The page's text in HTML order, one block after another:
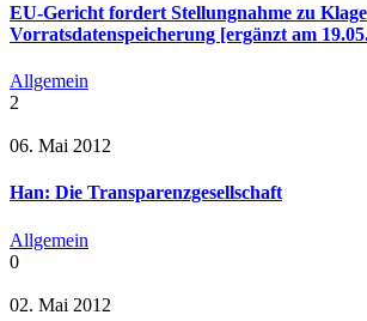
EU-Gericht fordert Stellungnahme zu
Vorratsdatenspeicherung [ergänzt am
Allgemein
2
06. Mai 2012
Han: Die Transparenzgesellschaft
Allgemein
0
02. Mai 2012